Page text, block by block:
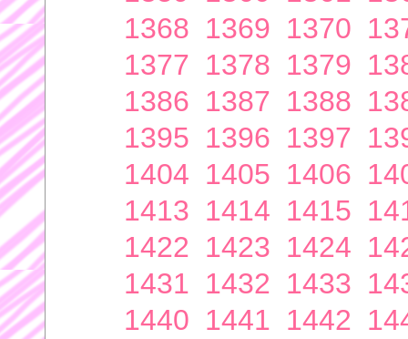
1368 1369 1370
1377 1378 1379
1386 1387 1388
1395 1396 1397
1404 1405 1406
1413 1414 1415
1422 1423 1424
1431 1432 1433
1440 1441 1442